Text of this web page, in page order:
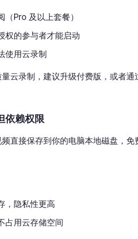
（Pro 及以上套餐）
权的参与者才能启动
使用云录制
云录制，建议升级付费版，或者通
依赖权限
直接保存到你的电脑本地磁盘，免
，隐私性更高
占用云存储空间